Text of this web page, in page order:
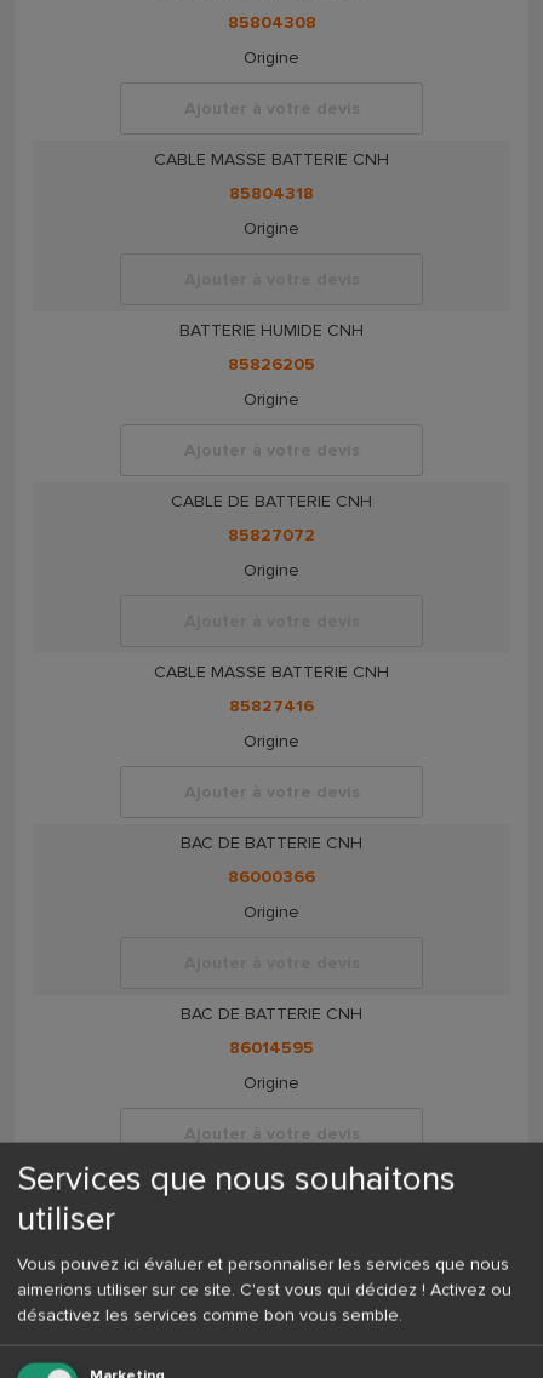
85804308
Origine
Ajouter à votre devis
CABLE MASSE BATTERIE CNH
85804318
Origine
BATTERIE HUMIDE CNH
85826205
Origine
Ajouter à votre devis
CABLE DE BATTERIE CNH
85827072
Origine
CABLE MASSE BATTERIE CNH
85827416
Origine
Ajouter à votre devis
BAC DE BATTERIE CNH
86000366
Origine
BAC DE BATTERIE CNH
86014595
Origine
Ajouter à votre devis
BATTERIE CNH
Ajouter à votre devis
Services que nous souhaitons
utiliser
Vous pouvez ici évaluer et personnaliser les services que nous
aimerions utiliser sur ce site. C'est vous qui décidez ! Activez ou
désactivez les services comme bon vous semble.